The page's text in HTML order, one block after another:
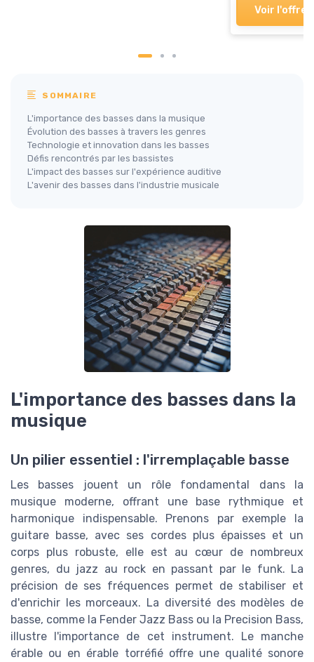
Voir l'offre
SOMMAIRE
L'importance des basses dans la musique
Évolution des basses à travers les genres
Technologie et innovation dans les basses
Défis rencontrés par les bassistes
L'impact des basses sur l'expérience auditive
L'avenir des basses dans l'industrie musicale
L'importance des basses dans la
musique
Un pilier essentiel : l'irremplaçable basse
Les basses jouent un rôle fondamental dans la
musique moderne, offrant une base rythmique et
harmonique indispensable. Prenons par exemple la
guitare basse, avec ses cordes plus épaisses et un
corps plus robuste, elle est au cœur de nombreux
genres, du jazz au rock en passant par le funk. La
précision de ses fréquences permet de stabiliser et
d'enrichir les morceaux. La diversité des modèles de
basse, comme la Fender Jazz Bass ou la Precision Bass,
illustre l'importance de cet instrument. Le manche
érable ou en érable torréfié offre une qualité sonore